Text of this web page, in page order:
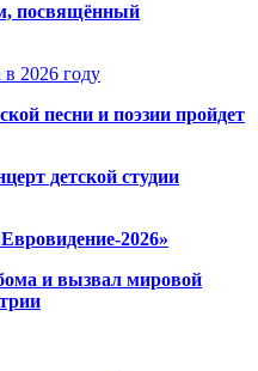
посвящённый
2026 году
песни и поэзии пройдет
детской студии
2026»
и вызвал мировой